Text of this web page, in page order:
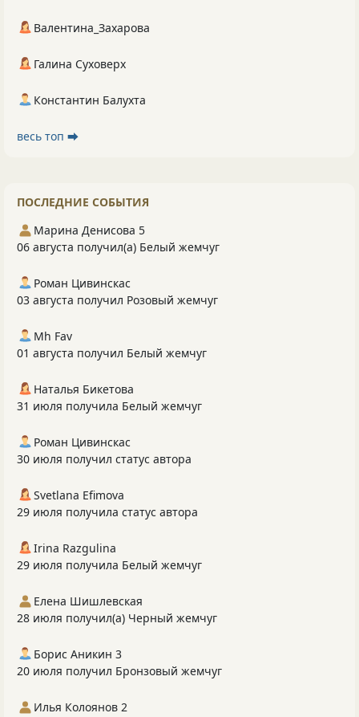
Валентина_Захарова
Галина Суховерх
Константин Балухта
весь топ ⮕
ПОСЛЕДНИЕ СОБЫТИЯ
Марина Денисова 5
06 августа получил(а) Белый жемчуг
Роман Цивинскас
03 августа получил Розовый жемчуг
Mh Fav
01 августа получил Белый жемчуг
Наталья Бикетова
31 июля получила Белый жемчуг
Роман Цивинскас
30 июля получил статус автора
Svetlana Efimova
29 июля получила статус автора
Irina Razgulina
29 июля получила Белый жемчуг
Елена Шишлевская
28 июля получил(а) Черный жемчуг
Борис Аникин 3
20 июля получил Бронзовый жемчуг
Илья Колоянов 2